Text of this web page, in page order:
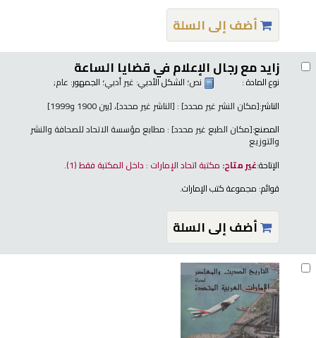
أضف إلى السلة
زايد مع رجال الإعلام في قضايا الساعة
نوع المادة : نص؛ الشكل الأدبي: غير أدبي؛ الجمهور: عام;
الناشر:[مكان النشر غير محدد] : [الناشر غير محدد]، [بين 1900 و1999]
المصنع:[مكان الطبع غير محدد] : مطابع مؤسسة الاتحاد للصحافة والنشر
والتوزيع
الإتاحة:غير متاح: مكتبة اتحاد الإمارات : داخل المكتبة فقط(1).
قوائم: مجموعة كتب الإمارات.
أضف إلى السلة